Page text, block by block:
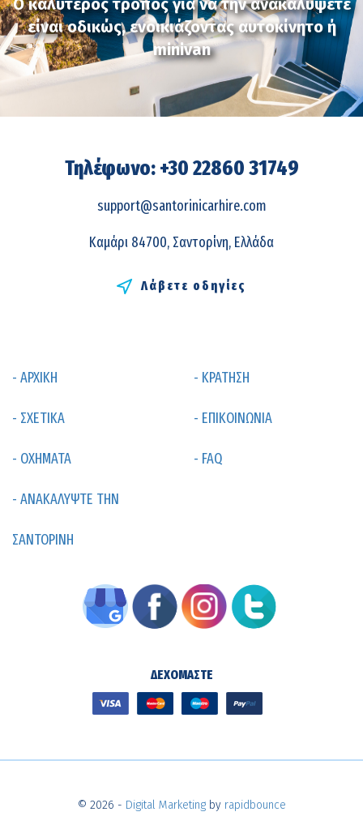
είναι οδικώς, ενοικιάζοντας αυτοκίνητο ή
minivan
Τηλέφωνο: +30 22860 31749
support@santorinicarhire.com
Καμάρι 84700, Σαντορίνη, Ελλάδα
Λάβετε οδηγίες
- ΑΡΧΙΚΗ
- ΣΧΕΤΙΚΑ
- ΟΧΗΜΑΤΑ
- ΑΝΑΚΑΛΥΨΤΕ ΤΗΝ
ΣΑΝΤΟΡΙΝΗ
- ΚΡΑΤΗΣΗ
- ΕΠΙΚΟΙΝΩΝΙΑ
- FAQ
ΔΕΧΟΜΑΣΤΕ
© 2026 - Digital Marketing by rapidbounce